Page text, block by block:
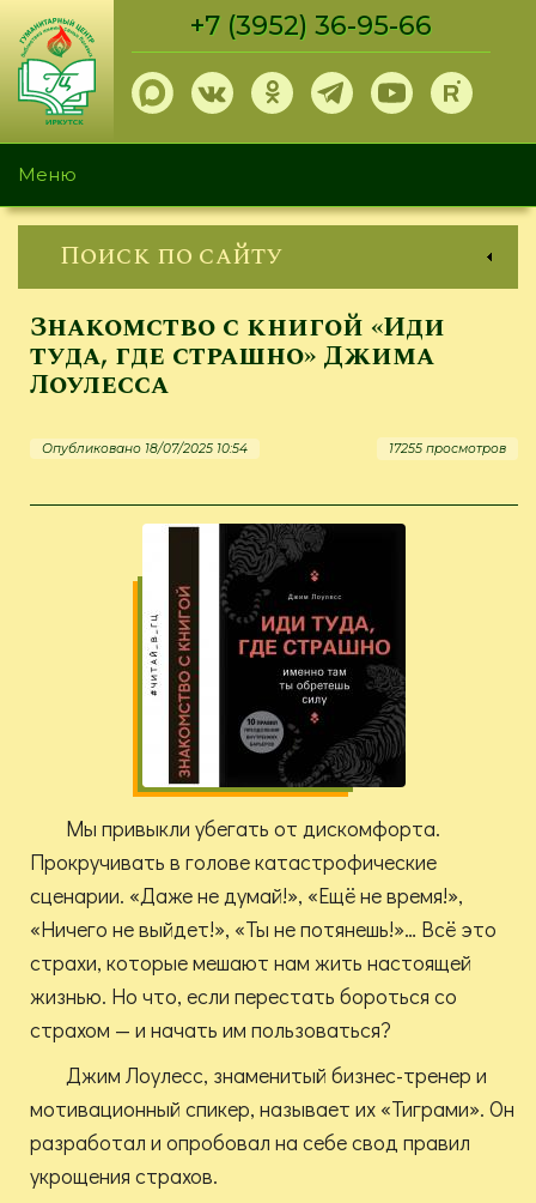
Перейти
основному
содержанию
+7 (3952) 36-95-66
Меню
Поиск по сайту
Знакомство с книгой «Иди
туда, где страшно» Джима
Лоулесса
Опубликовано 18/07/2025 10:54 17255 просмотров
Мы привыкли убегать от дискомфорта.
Прокручивать в голове катастрофические
сценарии. «Даже не думай!», «Ещё не время!»,
«Ничего не выйдет!», «Ты не потянешь!»… Всё это
страхи, которые мешают нам жить настоящей
жизнью. Но что, если перестать бороться со
страхом — и начать им пользоваться?
Джим Лоулесс, знаменитый бизнес-тренер и
мотивационный спикер, называет их «Тиграми». Он
разработал и опробовал на себе свод правил
укрощения страхов.